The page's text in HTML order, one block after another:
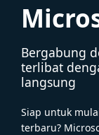
Bergabung
terlibat
langsung
Siap untuk
terbaru?